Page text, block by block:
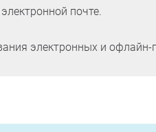
почте.
электронных и офлайн-